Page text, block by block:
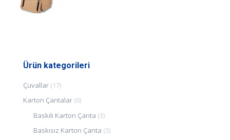
Ürün kategorileri
Çuvallar (17)
Karton Çantalar (6)
Baskılı Karton Çanta (3)
Baskısız Karton Çanta (3)